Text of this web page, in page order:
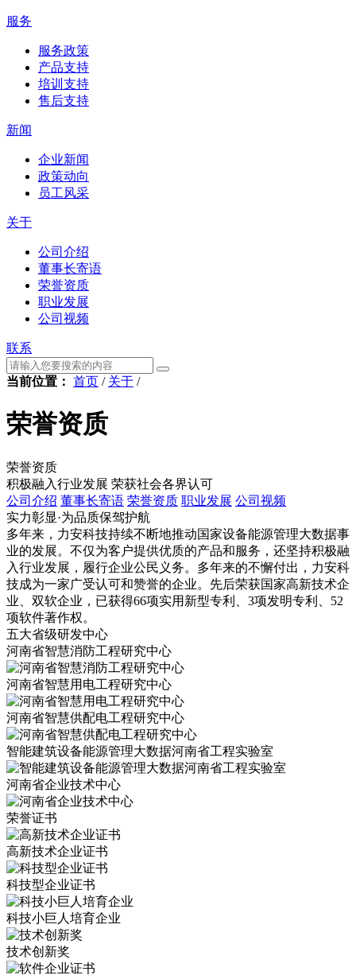
服务
服务政策
产品支持
培训支持
售后支持
新闻
企业新闻
政策动向
员工风采
关于
公司介绍
董事长寄语
荣誉资质
职业发展
公司视频
联系
当前位置： 首页 / 关于 /
荣誉资质
荣誉资质
积极融入行业发展 荣获社会各界认可
公司介绍 董事长寄语 荣誉资质 职业发展 公司视频
实力彰显·为品质保驾护航
多年来，力安科技持续不断地推动国家设备能源管理大数据事
业的发展。不仅为客户提供优质的产品和服务，还坚持积极融
入行业发展，履行企业公民义务。多年来的不懈付出，力安科
技成为一家广受认可和赞誉的企业。先后荣获国家高新技术企
业、双软企业，已获得66项实用新型专利、3项发明专利、52
项软件著作权。
五大省级研发中心
河南省智慧消防工程研究中心
河南省智慧用电工程研究中心
河南省智慧供配电工程研究中心
智能建筑设备能源管理大数据河南省工程实验室
河南省企业技术中心
荣誉证书
高新技术企业证书
科技型企业证书
科技小巨人培育企业
技术创新奖